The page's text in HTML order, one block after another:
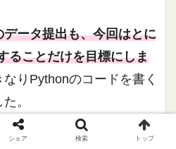
ータ提出も、今回はとに
ることだけを目標にしま
りPythonのコードを書く
。
プルデータを提出するだ
シェア 検索 トップ